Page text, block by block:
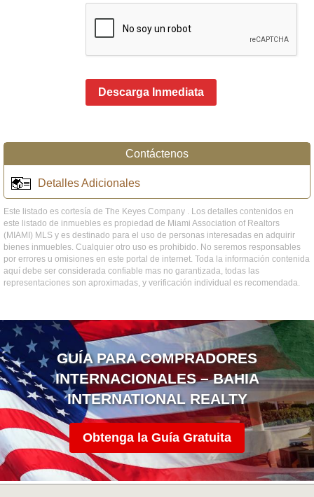
Descarga Inmediata
Contáctenos
Detalles Adicionales
Este listado es cortesía de The Keyes Company . Los detalles contenidos en
este listado de inmuebles es propiedad de Miami Association of Realtors
(MIAMI) MLS y es destinado para el uso de personas interesadas en adquirir
bienes inmuebles. Cualquier otro uso es prohibido. No seremos responsables
por errores u omisiones en este portal de internet. Toda la información contenida
aquí debe ser considerada confiable mas no garantizada, todas las
representaciones son aproximadas, y verificación individual es recomendada.
GUÍA PARA COMPRADORES
INTERNACIONALES – BAHIA
INTERNATIONAL REALTY
Obtenga la Guía Gratuita